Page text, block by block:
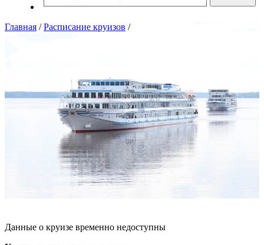
Главная /Расписание круизов /
Данные о круизе временно недоступны